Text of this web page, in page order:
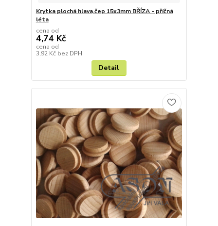
Krytka plochá hlava,čep 15x3mm BŘÍZA - příčná
léta
cena od
4,74 Kč
cena od
3,92 Kč bez DPH
Detail